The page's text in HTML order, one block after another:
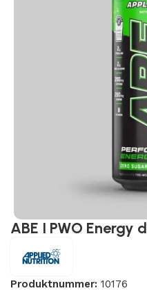
ABE I PWO Energy
Produktnummer: 10176